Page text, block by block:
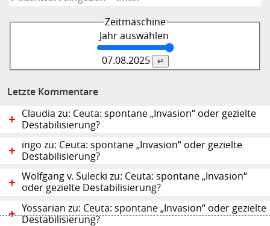
Zeitmaschine
Jahr auswählen
07.08.2025
Letzte Kommentare
Claudia zu: Ceuta: spontane „Invasion“ oder gezielte
Destabilisierung?
ingo zu: Ceuta: spontane „Invasion“ oder gezielte
Destabilisierung?
Wolfgang v. Sulecki zu: Ceuta: spontane „Invasion“
oder gezielte Destabilisierung?
Yossarian zu: Ceuta: spontane „Invasion“ oder gezielte
Destabilisierung?